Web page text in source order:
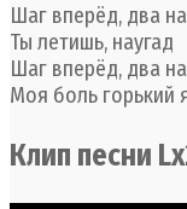
Шаг вперёд, два
Ты летишь, наугад
Шаг вперёд, два
Моя боль горький
Клип песни